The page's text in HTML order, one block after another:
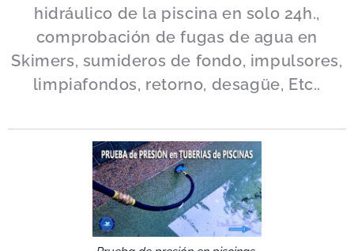
hidráulico de la piscina en solo 24h.,
comprobación de fugas de agua en
Skimers, sumideros de fondo, impulsores,
limpiafondos, retorno, desagüe, Etc..